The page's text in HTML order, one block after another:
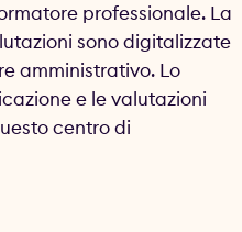
professionale. La
sono digitalizzate
amministrativo. Lo
e le valutazioni
centro di